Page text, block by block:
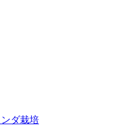
ンダ栽培